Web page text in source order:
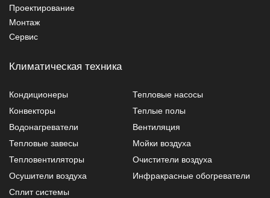
Проектирование
Монтаж
Сервис
Климатическая техника
Кондиционеры
Тепловые насосы
Конвекторы
Теплые полы
Водонагреватели
Вентиляция
Тепловые завесы
Мойки воздуха
Тепловентиляторы
Очистители воздуха
Осушители воздуха
Инфракрасные обогреватели
Сплит системы